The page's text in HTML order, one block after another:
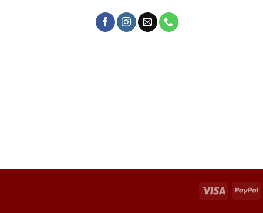
Visa